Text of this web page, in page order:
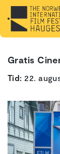
Gratis
Tid: 22.